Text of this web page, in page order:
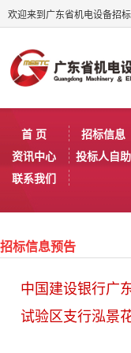
欢迎来到广东省机电设备招
首 页 招标信息
资讯中心
投标人自助
联系我们
招标信息预告
中国建设银行广
试验区支行泓景